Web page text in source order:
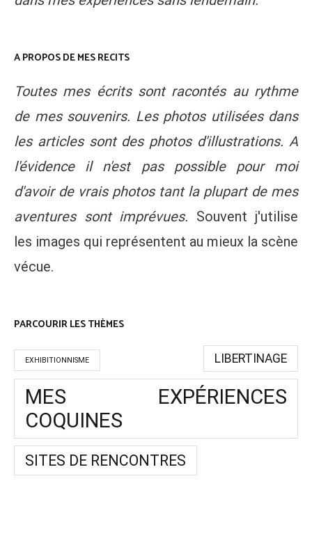
A PROPOS DE MES RECITS
Toutes mes écrits sont racontés au rythme
de mes souvenirs. Les photos utilisées dans
les articles sont des photos d'illustrations. A
l'évidence il n'est pas possible pour moi
d'avoir de vrais photos tant la plupart de mes
aventures sont imprévues. Souvent j'utilise
les images qui représentent au mieux la scène
vécue.
PARCOURIR LES THÈMES
EXHIBITIONNISME LIBERTINAGE
MES EXPÉRIENCES
COQUINES
SITES DE RENCONTRES